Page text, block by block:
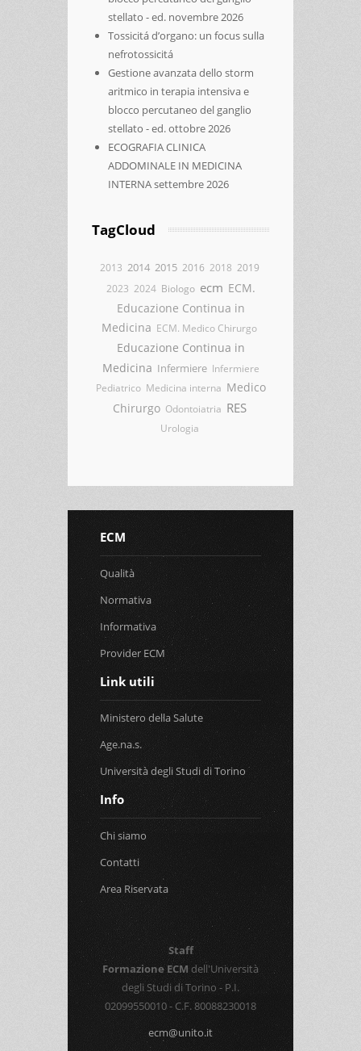
stellato - ed. novembre 2026
Tossicitá d’organo: un focus sulla
nefrotossicitá
Gestione avanzata dello storm
aritmico in terapia intensiva e
blocco percutaneo del ganglio
stellato - ed. ottobre 2026
ECOGRAFIA CLINICA
ADDOMINALE IN MEDICINA
INTERNA settembre 2026
TagCloud
2013 2014 2015 2016 2018 2019
2023 2024 Biologo ecm ECM.
Educazione Continua in
Medicina ECM. Medico Chirurgo
Educazione Continua in
Medicina Infermiere Infermiere
Pediatrico Medicina interna Medico
Chirurgo Odontoiatria RES
Urologia
ECM
Qualità
Normativa
Informativa
Provider ECM
Link utili
Ministero della Salute
Age.na.s.
Università degli Studi di Torino
Info
Chi siamo
Contatti
Area Riservata
Staff
Formazione ECM dell'Università
degli Studi di Torino - P.I.
02099550010 - C.F. 80088230018
ecm@unito.it